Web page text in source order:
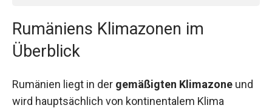
Rumäniens Klimazonen im
Überblick
Rumänien liegt in der gemäßigten Klimazone und
wird hauptsächlich von kontinentalem Klima